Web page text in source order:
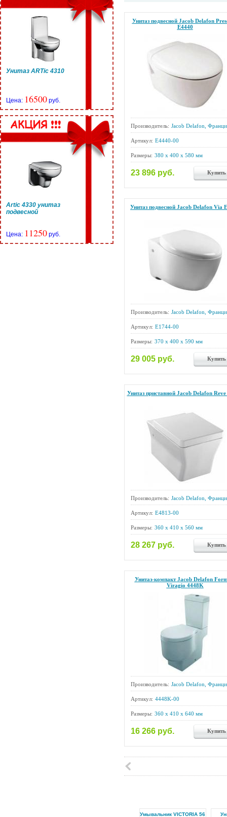
Унитаз ARTic 4310
Цена: 16500 руб.
Artic 4330 унитаз
подвесной
Цена: 11250 руб.
Унитаз подвесной Jacob Delafon
E4440
Производитель: Jacob Delafon,
Артикул: E4440-00
Размеры: 380 x 400 x 580 мм
23 896 руб. Купить
Унитаз подвесной Jacob Delafon Via
Производитель: Jacob Delafon,
Артикул: E1744-00
Размеры: 370 x 400 x 590 мм
29 005 руб. Купить
Унитаз приставной Jacob Delafon
Производитель: Jacob Delafon,
Артикул: E4813-00
Размеры: 360 x 410 x 560 мм
28 267 руб. Купить
Унитаз-компакт Jacob Delafon
Viragio 4448K
Производитель: Jacob Delafon,
Артикул: 4448K-00
Размеры: 360 x 410 x 640 мм
16 266 руб. Купить
Умывальник VICTORIA 56